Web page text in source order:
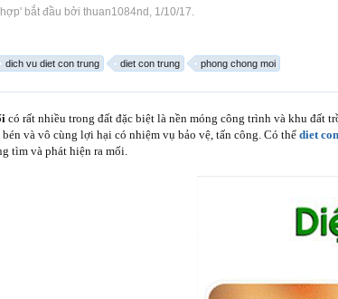
' bắt đầu bởi thuan1084nd , 1/10/17.
dich vu diet con trung diet con trung phong chong moi
có rất nhiều trong đất đặc biệt là nền móng công trình và khu đất
bén và vô cùng lợi hại có nhiệm vụ bảo vệ, tấn công. Có thể diet
tìm và phát hiện ra mối.